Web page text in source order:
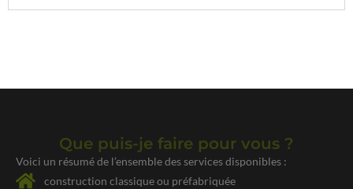
Que puis-je faire pour vous ?
Voici un résumé de l’ensemble des services disponibles :
construction classique ou préfabriquée